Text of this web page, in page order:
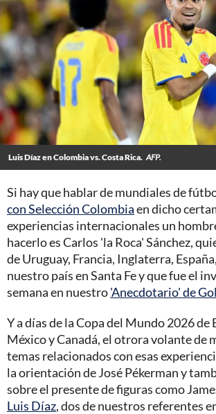
Luis Díaz en Colombia vs. Costa Rica. AFP.
Si hay que hablar de mundiales de
con Selección Colombiaen dicho
experiencias internacionales un
hacerlo es Carlos 'la Roca' Sánchez,
de Uruguay, Francia, Inglaterra,
nuestro país en Santa Fe y que fue el
semana en nuestro'Anecdotario' de
Y a días de la Copa del Mundo 2026 de
México y Canadá, el otrora volante de
temas relacionados con esas
la orientación de José Pékerman y
sobre el presente de figuras como
Luis Díaz, dos de nuestros referentes